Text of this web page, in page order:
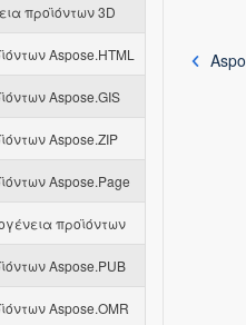
προϊόντων 3D
Aspose.HTML
Aspose.GIS
Aspose.ZIP
Aspose.Page
προϊόντων
Aspose.PUB
Aspose.OMR